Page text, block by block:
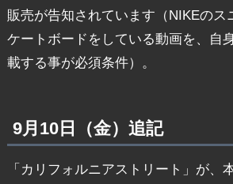
販売が告知されています（NIKEのス
ケートボードをしている動画を、自
載する事が必須条件）。
9月10日（金）追記
「カリフォルニアストリート」が、